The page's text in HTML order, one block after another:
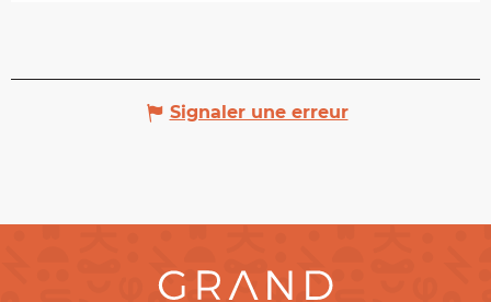
Signaler une erreur